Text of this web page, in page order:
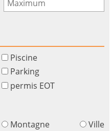
Piscine
Parking
permis EOT
Montagne Ville